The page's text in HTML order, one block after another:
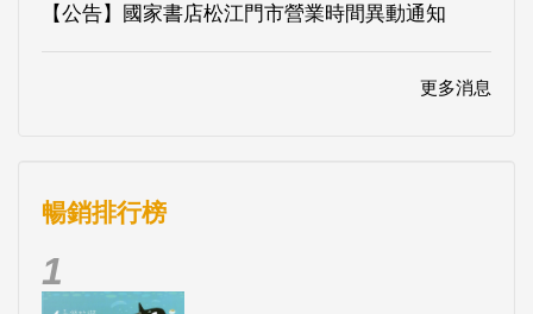
【公告】國家書店松江門市營業時間異動通知
更多消息
暢銷排行榜
1